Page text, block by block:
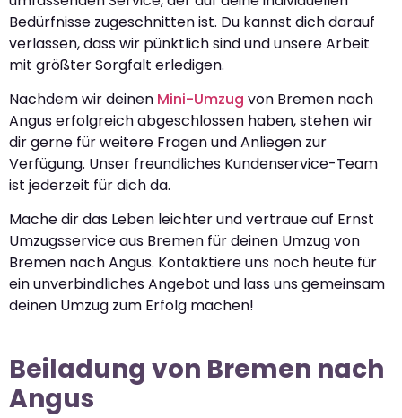
Bedürfnisse zugeschnitten ist. Du kannst dich darauf
verlassen, dass wir pünktlich sind und unsere Arbeit
mit größter Sorgfalt erledigen.
Nachdem wir deinen Mini-Umzug von Bremen nach
Angus erfolgreich abgeschlossen haben, stehen wir
dir gerne für weitere Fragen und Anliegen zur
Verfügung. Unser freundliches Kundenservice-Team
ist jederzeit für dich da.
Mache dir das Leben leichter und vertraue auf Ernst
Umzugsservice aus Bremen für deinen Umzug von
Bremen nach Angus. Kontaktiere uns noch heute für
ein unverbindliches Angebot und lass uns gemeinsam
deinen Umzug zum Erfolg machen!
Beiladung von Bremen nach
Angus